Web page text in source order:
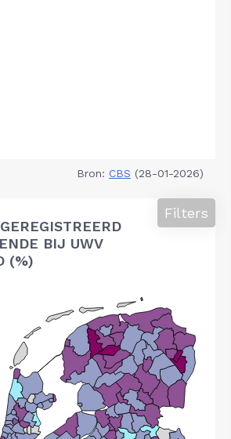
Bron: CBS (28-01-2026)
BIJ UWV
(%)
Filters